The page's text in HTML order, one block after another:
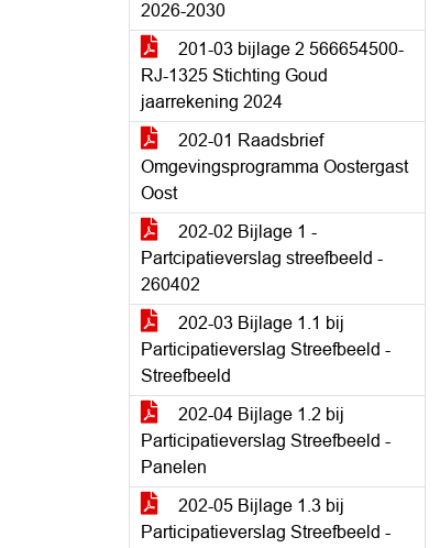
2026-2030
201-03 bijlage 2 566654500-
RJ-1325 Stichting Goud
jaarrekening 2024
202-01 Raadsbrief
Omgevingsprogramma Oostergast
Oost
202-02 Bijlage 1 -
Partcipatieverslag streefbeeld -
260402
202-03 Bijlage 1.1 bij
Participatieverslag Streefbeeld -
Streefbeeld
202-04 Bijlage 1.2 bij
Participatieverslag Streefbeeld -
Panelen
202-05 Bijlage 1.3 bij
Participatieverslag Streefbeeld -